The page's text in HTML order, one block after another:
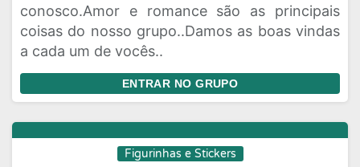
conosco.Amor e romance são as principais
coisas do nosso grupo..Damos as boas vindas
a cada um de vocês..
ENTRAR NO GRUPO
Figurinhas e Stickers